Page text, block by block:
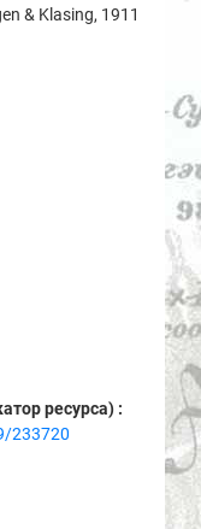
& Klasing, 1911
ресурса) :
233720